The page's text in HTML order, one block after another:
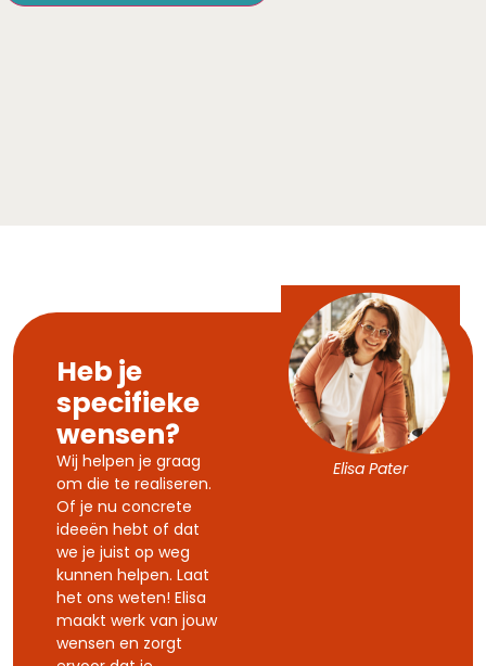
Elisa Pater
Heb je
specifieke
wensen?
Wij helpen je graag
om die te realiseren.
Of je nu concrete
ideeën hebt of dat
we je juist op weg
kunnen helpen. Laat
het ons weten! Elisa
maakt werk van jouw
wensen en zorgt